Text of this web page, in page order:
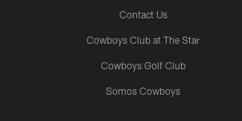
Contact Us
Cowboys Club at The Star
Cowboys Golf Club
Somos Cowboys